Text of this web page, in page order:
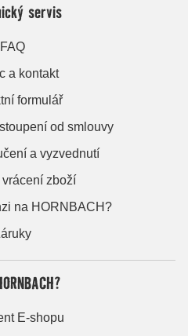
servis
FAQ
a kontakt
formulář
od smlouvy
a vyzvednutí
vrácení zboží
na HORNBACH?
E-shopu